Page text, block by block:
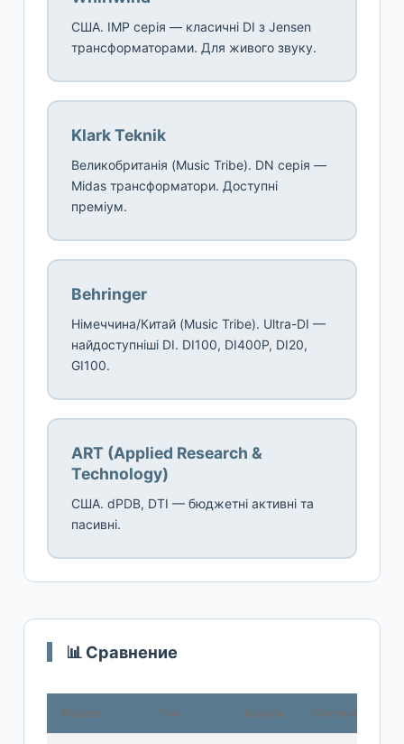
США. IMP серія — класичні DI з Jensen
трансформаторами. Для живого звуку.
Klark Teknik
Великобританія (Music Tribe). DN серія —
Midas трансформатори. Доступні
преміум.
Behringer
Німеччина/Китай (Music Tribe). Ultra-DI —
найдоступніші DI. DI100, DI400P, DI20,
GI100.
ART (Applied Research &
Technology)
США. dPDB, DTI — бюджетні активні та
пасивні.
📊 Сравнение
Модель Тип Каналы Питание